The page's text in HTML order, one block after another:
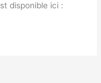
disponible ici :